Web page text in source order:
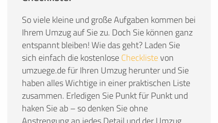
So viele kleine und große Aufgaben kommen bei
Ihrem Umzug auf Sie zu. Doch Sie können ganz
entspannt bleiben! Wie das geht? Laden Sie
sich einfach die kostenloseChecklistevon
umzuege.de für Ihren Umzug herunter und Sie
haben alles Wichtige in einer praktischen Liste
zusammen. Erledigen Sie Punkt für Punkt und
haken Sie ab – so denken Sie ohne